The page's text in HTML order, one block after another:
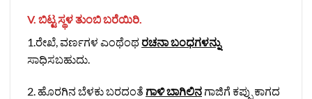
V. ಬಿಟ್ಟ ಸ್ಥಳ ತುಂಬಿ ಬರೆಯಿರಿ.
1.ರೇಖೆ, ವರ್ಣಗಳ ಎಂಥೆಂಥ ರಚನಾ ಬಂಧಗಳನ್ನು
ಸಾಧಿಸಬಹುದು.
2. ಹೊರಗಿನ ಬೆಳಕು ಬರದಂತೆ ಗಾಳಿ ಬಾಗಿಲಿನ ಗಾಜಿಗೆ ಕಪ್ಪು ಕಾಗದ